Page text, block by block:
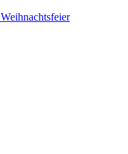
Weihnachtsfeier